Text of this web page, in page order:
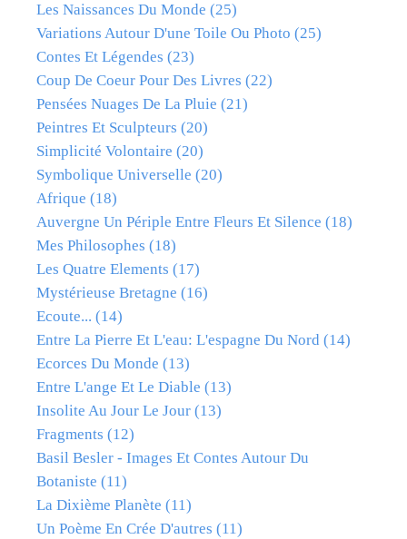
Les Naissances Du Monde (25)
Variations Autour D'une Toile Ou Photo (25)
Contes Et Légendes (23)
Coup De Coeur Pour Des Livres (22)
Pensées Nuages De La Pluie (21)
Peintres Et Sculpteurs (20)
Simplicité Volontaire (20)
Symbolique Universelle (20)
Afrique (18)
Auvergne Un Périple Entre Fleurs Et Silence (18)
Mes Philosophes (18)
Les Quatre Elements (17)
Mystérieuse Bretagne (16)
Ecoute... (14)
Entre La Pierre Et L'eau: L'espagne Du Nord (14)
Ecorces Du Monde (13)
Entre L'ange Et Le Diable (13)
Insolite Au Jour Le Jour (13)
Fragments (12)
Basil Besler - Images Et Contes Autour Du
Botaniste (11)
La Dixième Planète (11)
Un Poème En Crée D'autres (11)